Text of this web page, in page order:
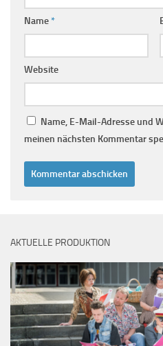
Name*
Website
Name, E-Mail-Adresse und
meinen nächsten Kommentar
AKTUELLE PRODUKTION